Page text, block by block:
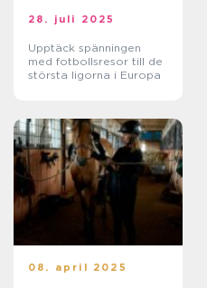
28. juli 2025
Upptäck spänningen
med fotbollsresor till de
största ligorna i Europa
08. april 2025